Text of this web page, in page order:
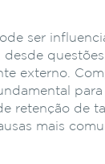
ser
externo.
retenção de
mais